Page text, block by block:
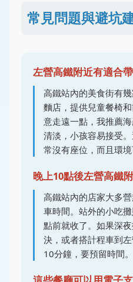
常見問題與避坑
左營高鐵附近有適合
高鐵站內的美食街有
麵店，提供兒童餐椅
意走遠一點，我推薦
清淡，小孩容易接受
常沒有座位，而且環境
晚上10點後左營高鐵
高鐵站內的店家大多
車時間。站外的小吃
點前就收了。如果深
決，或者搭計程車到
10分鐘，要預留時間。